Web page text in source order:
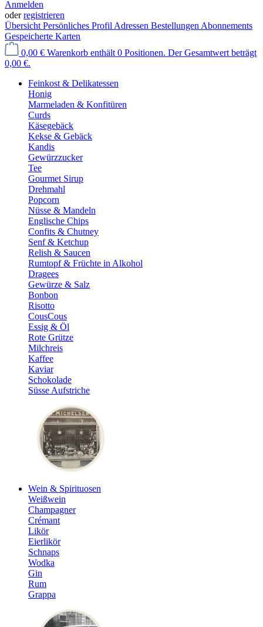
Anmelden
oderregistrieren
Übersicht Persönliches Profil Adressen Bestellungen Abonnements
Gespeicherte Karten
0,00 € Warenkorb enthält 0 Positionen. Der Gesamtwert beträgt
0,00 €.
Feinkost & Delikatessen
Honig
Marmeladen & Konfitüren
Curds
Käsegebäck
Kekse & Gebäck
Kandis
Gewürzzucker
Tee
Gourmet Sirup
Drehmahl
Popcorn
Nüsse & Mandeln
Englische Chips
Confits & Chutney
Senf & Ketchup
Relish & Saucen
Rumtopf & Früchte in Alkohol
Dragees
Gewürze & Salz
Bonbon
Risotto
CousCous
Essig & Öl
Rote Grütze
Milchreis
Kaffee
Kaviar
Schokolade
Süsse Aufstriche
Wein & Spirituosen
Weißwein
Champagner
Crémant
Likör
Eierlikör
Schnaps
Wodka
Gin
Rum
Grappa